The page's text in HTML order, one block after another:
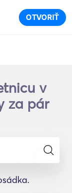
OTVORIŤ
v
za pár